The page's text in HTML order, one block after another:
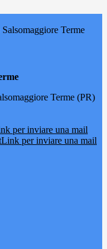
Terme
Terme (PR)
per inviare una mail
Link per inviare una mail